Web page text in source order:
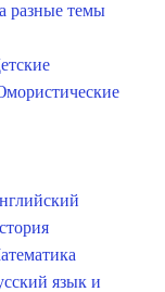
разные темы
язык и